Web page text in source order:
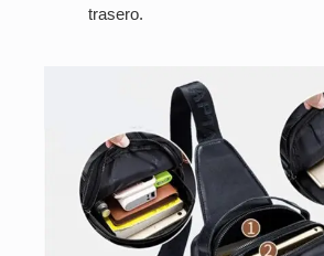
trasero.